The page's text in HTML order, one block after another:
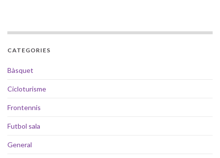
CATEGORIES
Bàsquet
Cicloturisme
Frontennis
Futbol sala
General